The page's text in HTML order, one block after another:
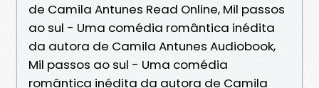
de Camila Antunes Read Online, Mil passos
ao sul - Uma comédia romântica inédita
da autora de Camila Antunes Audiobook,
Mil passos ao sul - Uma comédia
romântica inédita da autora de Camila